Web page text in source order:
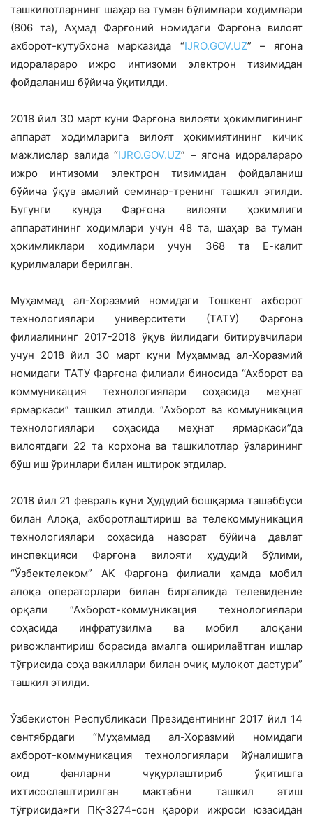
ташкилотларнинг шаҳар ва туман бўлимлари ходимлари
(806 та), Аҳмад Фарғоний номидаги Фарғона вилоят
ахборот-кутубхона марказида “IJRO.GOV.UZ” – ягона
идоралараро ижро интизоми электрон тизимидан
фойдаланиш бўйича ўқитилди.
2018 йил 30 март куни Фарғона вилояти ҳокимлигининг
аппарат ходимларига вилоят ҳокимиятининг кичик
мажлислар залида “IJRO.GOV.UZ” – ягона идоралараро
ижро интизоми электрон тизимидан фойдаланиш
бўйича ўқув амалий семинар-тренинг ташкил этилди.
Бугунги кунда Фарғона вилояти ҳокимлиги
аппаратининг ходимлари учун 48 та, шаҳар ва туман
ҳокимликлари ходимлари учун 368 та Е-калит
қурилмалари берилган.
Муҳаммад ал-Хоразмий номидаги Тошкент ахборот
технологиялари университети (ТАТУ) Фарғона
филиалининг 2017-2018 ўқув йилидаги битирувчилари
учун 2018 йил 30 март куни Муҳаммад ал-Хоразмий
номидаги ТАТУ Фарғона филиали биносида “Ахборот ва
коммуникация технологиялари соҳасида меҳнат
ярмаркаси” ташкил этилди. “Ахборот ва коммуникация
технологиялари соҳасида меҳнат ярмаркаси”да
вилоятдаги 22 та корхона ва ташкилотлар ўзларининг
бўш иш ўринлари билан иштирок этдилар.
2018 йил 21 февраль куни Ҳудудий бошқарма ташаббуси
билан Алоқа, ахборотлаштириш ва телекоммуникация
технологиялари соҳасида назорат бўйича давлат
инспекцияси Фарғона вилояти ҳудудий бўлими,
“Ўзбектелеком” АК Фарғона филиали ҳамда мобил
алоқа операторлари билан биргаликда телевидение
орқали “Ахборот-коммуникация технологиялари
соҳасида инфратузилма ва мобил алоқани
ривожлантириш борасида амалга оширилаётган ишлар
тўғрисида соҳа вакиллари билан очиқ мулоқот дастури”
ташкил этилди.
Ўзбекистон Республикаси Президентининг 2017 йил 14
сентябрдаги “Муҳаммад ал-Хоразмий номидаги
ахборот-коммуникация технологиялари йўналишига
оид фанларни чуқурлаштириб ўқитишга
ихтисослаштирилган мактабни ташкил этиш
тўғрисида»ги ПҚ-3274-сон қарори ижроси юзасидан